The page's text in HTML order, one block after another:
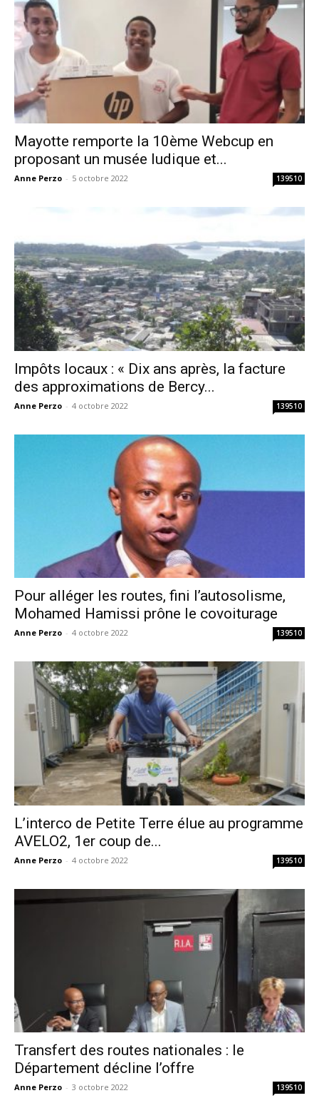
Mayotte remporte la 10ème Webcup en
proposant un musée ludique et...
Anne Perzo - 5 octobre 2022 139510
Impôts locaux : « Dix ans après, la facture
des approximations de Bercy...
Anne Perzo - 4 octobre 2022 139510
Pour alléger les routes, fini l’autosolisme,
Mohamed Hamissi prône le covoiturage
Anne Perzo - 4 octobre 2022 139510
L’interco de Petite Terre élue au programme
AVELO2, 1er coup de...
Anne Perzo - 4 octobre 2022 139510
Transfert des routes nationales : le
Département décline l’offre
Anne Perzo - 3 octobre 2022 139510